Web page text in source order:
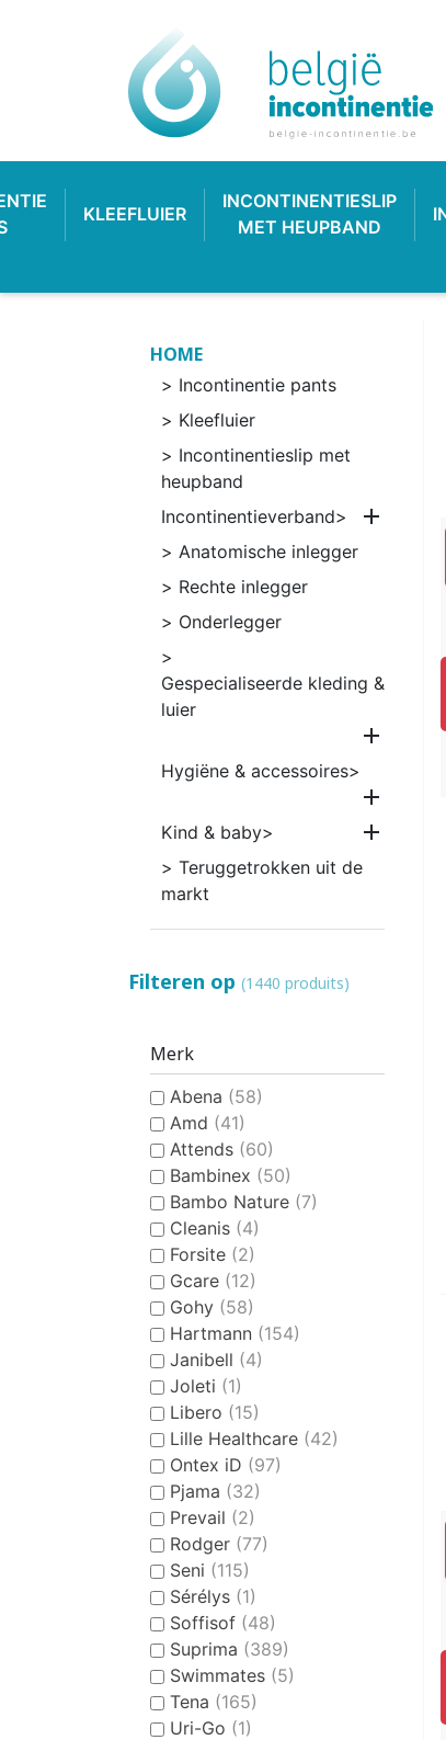
KLEEFLUIER
INCONTINENTIESLIP
MET HEUPBAND
INCONTINENTIEVERBAND
PLASTIC BROEKJE
ZWEMKLEDING
HYGIËNE & VERZORGING
CONTINENTIEHULP
KLASSIEKE LUIER
ZWEMLUIER KINDEREN
KINDEREN
HOME
Incontinentie pants
Kleefluier
Incontinentieslip met
heupband
Incontinentieverband

Anatomische inlegger
Rechte inlegger
Onderlegger
Gespecialiseerde kleding &
luier

Hygiëne & accessoires

Kind & baby 
Teruggetrokken uit de
markt
Filteren op (1440 produits)
Merk
Abena (58)
Amd (41)
Attends (60)
Bambinex (50)
Bambo Nature (7)
Cleanis (4)
Forsite (2)
Gcare (12)
Gohy (58)
Hartmann (154)
Janibell (4)
Joleti (1)
Libero (15)
Lille Healthcare (42)
Ontex iD (97)
Pjama (32)
Prevail (2)
Rodger (77)
Seni (115)
Sérélys (1)
Soffisof (48)
Suprima (389)
Swimmates (5)
Tena (165)
Uri-Go (1)